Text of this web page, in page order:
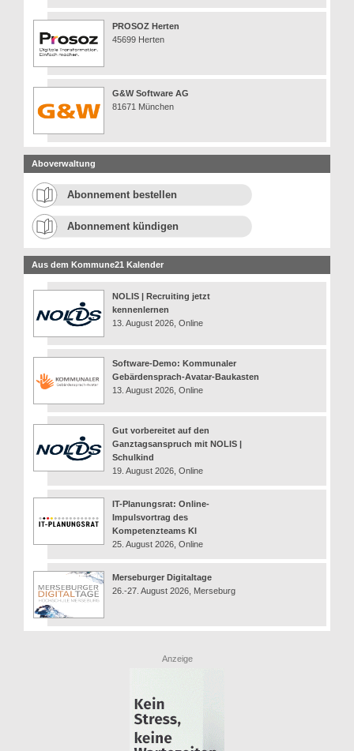
PROSOZ Herten
45699 Herten
G&W Software AG
81671 München
Aboverwaltung
Abonnement bestellen
Abonnement kündigen
Aus dem Kommune21 Kalender
NOLIS | Recruiting jetzt
kennenlernen
13. August 2026, Online
Software-Demo: Kommunaler
Gebärdensprach-Avatar-Baukasten
13. August 2026, Online
Gut vorbereitet auf den
Ganztagsanspruch mit NOLIS |
Schulkind
19. August 2026, Online
IT-Planungsrat: Online-
Impulsvortrag des
Kompetenzteams KI
25. August 2026, Online
Merseburger Digitaltage
26.-27. August 2026, Merseburg
Anzeige